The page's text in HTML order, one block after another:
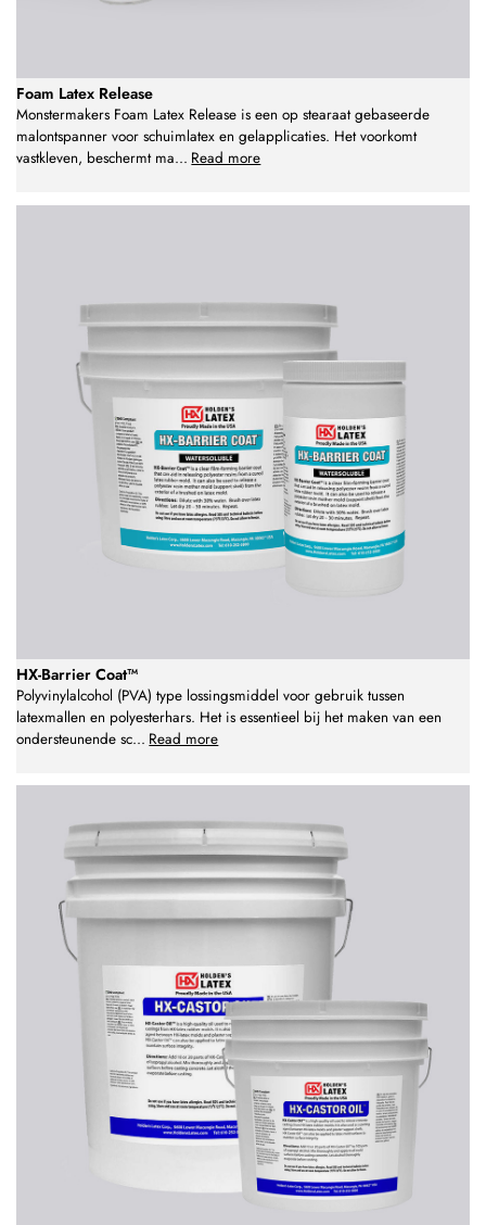
Foam Latex Release
Monstermakers Foam Latex Release is een op stearaat gebaseerde
malontspanner voor schuimlatex en gelapplicaties. Het voorkomt
vastkleven, beschermt ma... Read more
HX-Barrier Coat™
Polyvinylalcohol (PVA) type lossingsmiddel voor gebruik tussen
latexmallen en polyesterhars. Het is essentieel bij het maken van een
ondersteunende sc... Read more